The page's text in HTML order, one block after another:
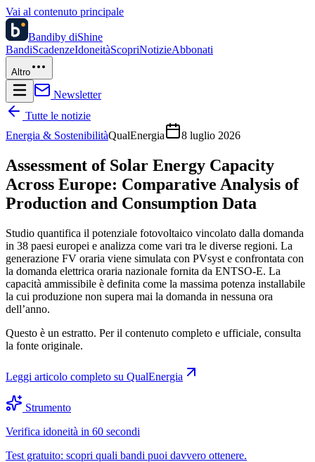
Vai al contenuto principale
Bandiby diShine
BandiScadenzeIdoneitàScopriNotizieAbbonati
Altro
Newsletter
Tutte le notizie
Energia & SostenibilitàQualEnergia 8 luglio 2026
Assessment of Solar Energy Capacity
Across Europe: Comparative Analysis of
Production and Consumption Data
Studio quantifica il potenziale fotovoltaico vincolato dalla domanda
in 38 paesi europei e analizza come vari tra le diverse regioni. La
generazione FV oraria viene simulata con PVsyst e confrontata con
la domanda elettrica oraria nazionale fornita da ENTSO-E. La
capacità ammissibile è definita come la massima potenza installabile
la cui produzione non supera mai la domanda in nessuna ora
dell’anno.
Questo è un estratto. Per il contenuto completo e ufficiale, consulta
la fonte originale.
Leggi articolo completo su QualEnergia
Strumento
Verifica idoneità in 60 secondi
Test gratuito: scopri quali bandi puoi davvero ottenere.